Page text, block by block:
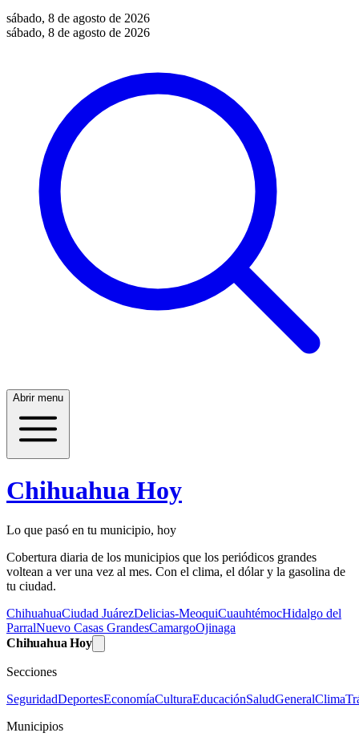
sábado, 8 de agosto de 2026
sábado, 8 de agosto de 2026
Abrir menu
Chihuahua Hoy
Lo que pasó en tu municipio, hoy
Cobertura diaria de los municipios que los periódicos grandes
voltean a ver una vez al mes. Con el clima, el dólar y la gasolina de
tu ciudad.
ChihuahuaCiudad JuárezDelicias-MeoquiCuauhtémocHidalgo del
ParralNuevo Casas GrandesCamargoOjinaga
Chihuahua Hoy
Secciones
SeguridadDeportesEconomíaCulturaEducaciónSaludGeneralClima
Municipios